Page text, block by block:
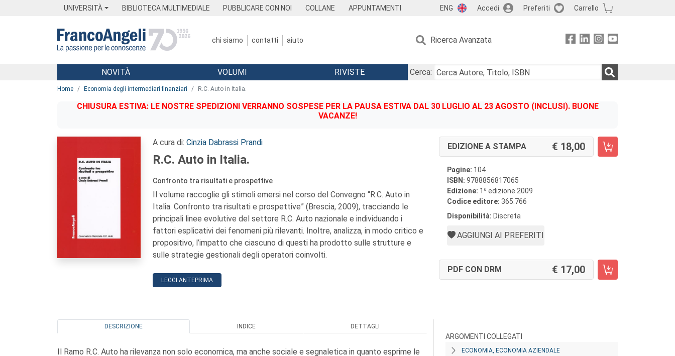
UNIVERSITÀ BIBLIOTECA MULTIMEDIALE PUBBLICARE CON NOI COLLANE APPUNTAMENTI ENG Accedi Preferiti Carrello
chi siamo contatti aiuto Ricerca Avanzata
Menu
NOVITÀ VOLUMI RIVISTE
Cerca:
Home Economia degli intermediari finanziari R.C. Auto in Italia.
CHIUSURA ESTIVA: LE NOSTRE SPEDIZIONI VERRANNO SOSPESE PER LA PAUSA ESTIVA DAL 30 LUGLIO AL 23 AGOSTO (INCLUSI). BUONE
VACANZE!
A cura di: Cinzia Dabrassi Prandi
R.C. Auto in Italia.
Confronto tra risultati e prospettive
Il volume raccoglie gli stimoli emersi nel corso del Convegno “R.C. Auto in
Italia. Confronto tra risultati e prospettive” (Brescia, 2009), tracciando le
principali linee evolutive del settore R.C. Auto nazionale e individuando i
fattori esplicativi dei fenomeni più rilevanti. Inoltre, analizza, in modo critico e
propositivo, l’impatto che ciascuno di questi ha prodotto sulle strutture e
sulle strategie gestionali degli operatori coinvolti.
LEGGI ANTEPRIMA
EDIZIONE A STAMPA 18,00
Pagine: 104
ISBN: 9788856817065
Edizione: 1 a edizione 2009
Codice editore: 365.766
Disponibilità: Discreta
AGGIUNGI AI PREFERITI
PDF CON DRM 17,00
DESCRIZIONE INDICE DETTAGLI
Il Ramo R.C. Auto ha rilevanza non solo economica, ma anche sociale e segnaletica in quanto esprime le
ARGOMENTI COLLEGATI
ECONOMIA, ECONOMIA AZIENDALE